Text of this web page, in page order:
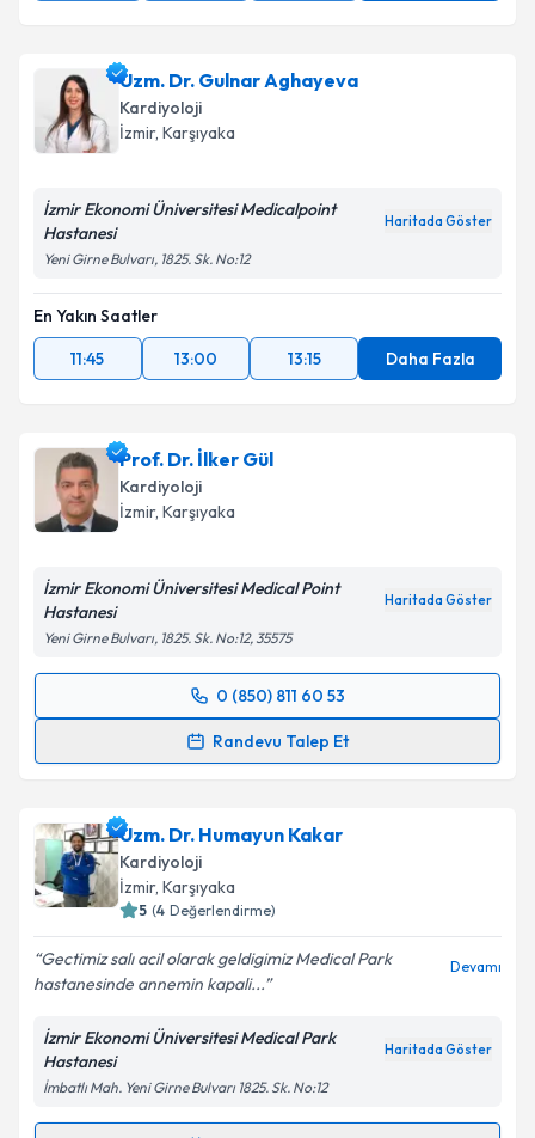
Uzm. Dr. Gulnar Aghayeva
Kardiyoloji
İzmir, Karşıyaka
İzmir Ekonomi Üniversitesi Medicalpoint
Hastanesi
Haritada Göster
Yeni Girne Bulvarı, 1825. Sk. No:12
En Yakın Saatler
11:45
13:00 13:15 Daha Fazla
Prof. Dr. İlker Gül
Kardiyoloji
İzmir, Karşıyaka
İzmir Ekonomi Üniversitesi Medical Point
Hastanesi
Haritada Göster
Yeni Girne Bulvarı, 1825. Sk. No:12, 35575
0 (850) 811 60 53
Randevu Talep Et
Randevu Takvimi Talebi
takvim hazırlandığında e-posta ile bilgilendireceğiz.
E-posta Adresiniz
Kişisel verilerimin işlenmesine ilişkin
'ni okudum ve kişisel verilerimin belirtilen
kapsamda işlenmesini kabul ediyorum.
Takvim Talebini Gönder
Uzm. Dr. Humayun Kakar
Kardiyoloji
İzmir, Karşıyaka
5 (4 Değerlendirme)
Gectimiz salı acil olarak geldigimiz Medical Park
hastanesinde annemin kapali...
Devamı
İzmir Ekonomi Üniversitesi Medical Park
Hastanesi
Haritada Göster
İmbatlı Mah. Yeni Girne Bulvarı 1825. Sk. No:12